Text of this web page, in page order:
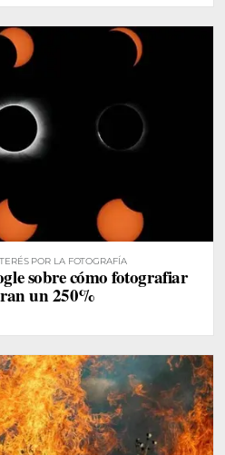
POR LA FOTOGRAFÍA
sobre cómo fotografiar
un 250%